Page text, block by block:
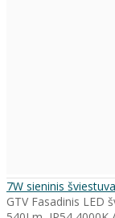
7W sieninis
GTV Fasadinis LED